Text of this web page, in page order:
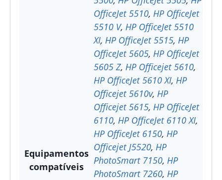
Equipamentos
compatíveis
OfficeJet 5510, HP OfficeJet
5510 V, HP OfficeJet 5510
XI, HP OfficeJet 5515, HP
OfficeJet 5605, HP OfficeJet
5605 Z, HP Officejet 5610,
HP OfficeJet 5610 XI, HP
Officejet 5610v, HP
Officejet 5615, HP OfficeJet
6110, HP OfficeJet 6110 XI,
HP OfficeJet 6150, HP
Officejet J5520, HP
PhotoSmart 7150, HP
PhotoSmart 7260, HP